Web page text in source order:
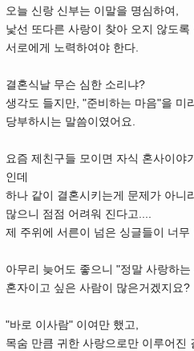
오늘 신랑 신부는 이말을 명심하여,
낯선 또다른 사랑이 찾아 오지 않도
서로에게 노력하여야 한다.
결혼식날 무슨 심한 소리냐?
생각도 들지만, "준비하는 마음"을 미
당부하시는 말씀이였어요.
요즘 제친구들 모이면 자식 혼사이야
인데
하나 같이 결혼시키는게 문제가 아니
많으니 점점 어려워 진다고....
제 주위에 서른이 넘은 싱글들이 너무
아무리 늦어도 좋으니 "정말 사랑하
혼자이고 싶은 사람이 많은거겠지요?
"바로 이사람" 이여만 했고,
목숨 만큼 귀한 사랑으로만 이루어진